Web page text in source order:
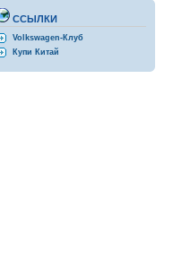
ССЫЛКИ
Volkswagen-Клуб
Купи Китай